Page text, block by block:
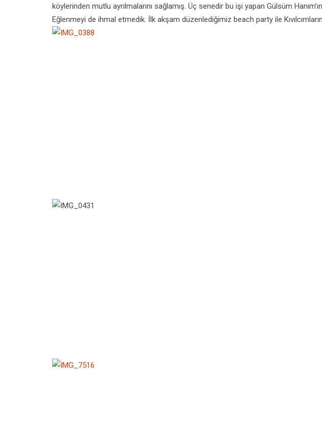
köylerinden mutlu ayrılmalarını sağlamış. Üç senedir bu işi yapan Gülsüm
Eğlenmeyi de ihmal etmedik. İlk akşam düzenlediğimiz beach party ile